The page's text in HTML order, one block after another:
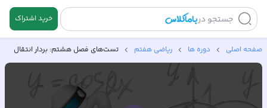
جستجو در خرید اشتراک
صفحه اصلی دوره ها ریاضی هفتم تست‌های فصل هشتم: بردار انتقال